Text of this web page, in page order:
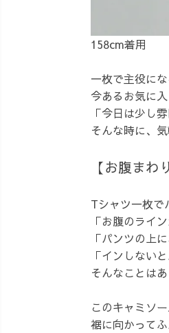
158cm着用
一枚で主役にな
今あるお気に
「今日は少し
そんな時に、
【お腹ま
Tシャツ一枚で
「お腹のライ
「パンツの上
「インしない
そんなことは
このキャミソー
裾に向かって